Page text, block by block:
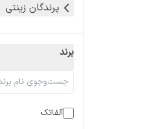
پرندگان زینتی
برند
آلفاتک